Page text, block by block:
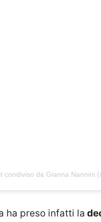
condiviso da Gianna Nannini
ha preso infatti la